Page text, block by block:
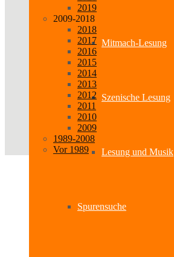
Mitmach-Lesung
Szenische Lesung
Lesung und Musik
Spurensuche
2019
2009-2018
2018
2017
2016
2015
2014
2013
2012
2011
2010
2009
1989-2008
Vor 1989